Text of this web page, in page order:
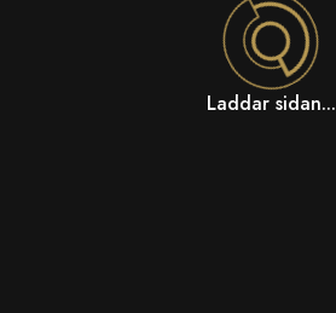
Laddar sidan...